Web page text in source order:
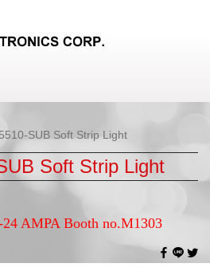
SUB Soft Strip Light
Soft Strip Light
AMPA Booth no.M1303